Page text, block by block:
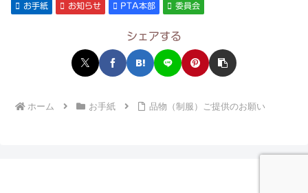
お手紙 お知らせ PTA本部 委員会
シェアする
ホーム お手紙 品物（制服）ご提供のお願い